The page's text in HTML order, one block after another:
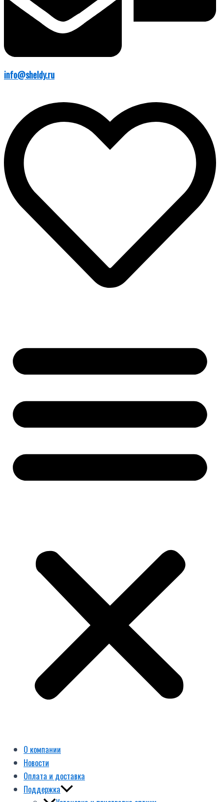
info@sheldy.ru
О компании
Новости
Оплата и доставка
Поддержка